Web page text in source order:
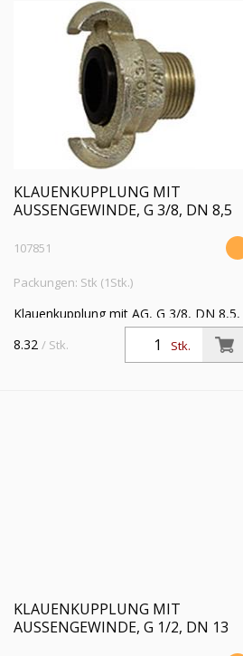
KLAUENKUPPLUNG MIT
AUSSENGEWINDE, G 3/8, DN 8,5
107851
Packungen: Stk (1Stk.)
Klauenkupplung mit AG, G 3/8, DN 8,5,
Temperguss verzinkt und gelb
passiviert, PN max. 10 bar,
Betriebstemp. -40 °C bis 95 °C
Stk.
8.32 / Stk.
KLAUENKUPPLUNG MIT
AUSSENGEWINDE, G 1/2, DN 13